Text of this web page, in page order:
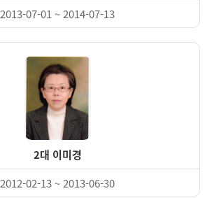
2013-07-01 ~ 2014-07-13
2대 이미경
2012-02-13 ~ 2013-06-30